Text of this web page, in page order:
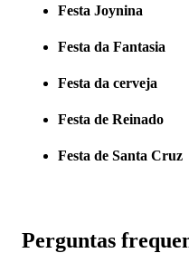
Festa Joynina
Festa da Fantasia
Festa da cerveja
Festa de Reinado
Festa de Santa Cruz
Perguntas